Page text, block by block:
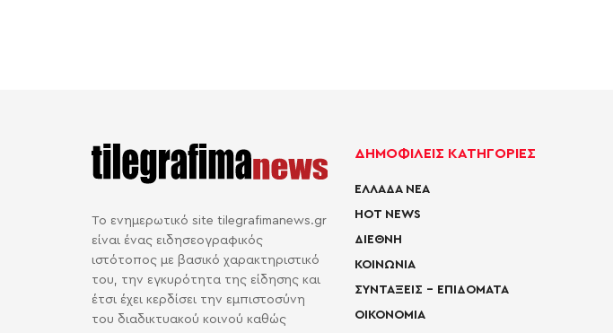
Το ενημερωτικό site tilegrafimanews.gr
είναι ένας ειδησεογραφικός
ιστότοπος με βασικό χαρακτηριστικό
του, την εγκυρότητα της είδησης και
έτσι έχει κερδίσει την εμπιστοσύνη
του διαδικτυακού κοινού καθώς
ΔΗΜΟΦΙΛΕΙΣ ΚΑΤΗΓΟΡΙΕΣ
ΕΛΛΑΔΑ ΝΕΑ
HOT NEWS
ΔΙΕΘΝΗ
ΚΟΙΝΩΝΙΑ
ΣΥΝΤΑΞΕΙΣ – ΕΠΙΔΟΜΑΤΑ
ΟΙΚΟΝΟΜΙΑ